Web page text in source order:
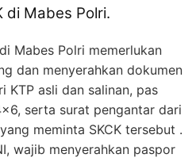
di Mabes Polri.
Mabes Polri memerlukan
dan menyerahkan dokumen
KTP asli dan salinan, pas
serta surat pengantar dari
meminta SKCK tersebut .
wajib menyerahkan paspor